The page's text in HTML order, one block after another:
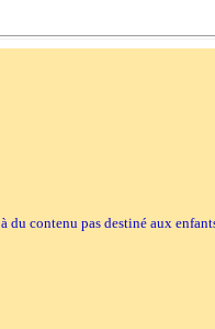
du contenu pas destiné aux